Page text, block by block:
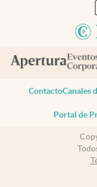
ContactoCanales
Portal de